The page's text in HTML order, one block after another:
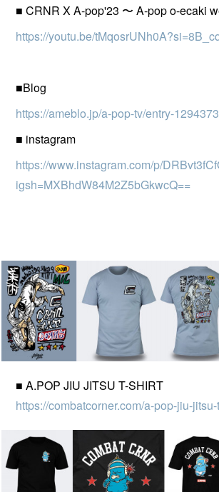
■ CRNR X A-pop'23 〜 A-pop o-ecaki
https://youtu.be/
■Blog
https://ameblo.jp/a-pop-tv/entry-
■ instagram
https://www.instagram.com/p/
igsh=MXBhdW84M2Z5bGkwcQ==
■ A.POP JIU JITSU T-SHIRT
https://combatcorner.com/a-pop-jiu-